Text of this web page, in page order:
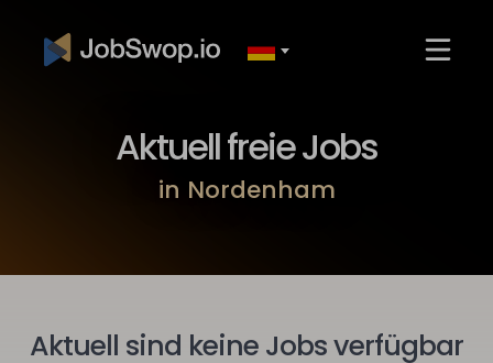
Aktuell freie Jobs
in Nordenham
Aktuell sind keine Jobs verfügbar